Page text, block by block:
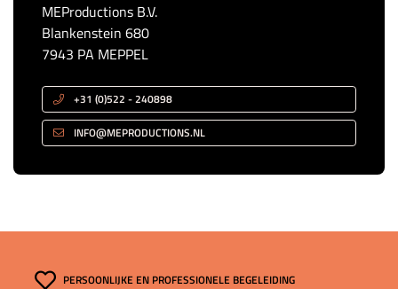
MEProductions B.V.
Blankenstein 680
7943 PA MEPPEL
+31 (0)522 - 240898
INFO@MEPRODUCTIONS.NL
PERSOONLIJKE EN PROFESSIONELE BEGELEIDING